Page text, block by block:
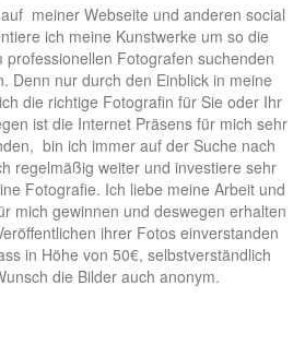
meiner Webseite und anderen social
ich meine Kunstwerke um so die
professionellen Fotografen suchenden
Denn nur durch den Einblick in meine
die richtige Fotografin für Sie oder Ihr
ist die Internet Präsens für mich sehr
bin ich immer auf der Suche nach
regelmäßig weiter und investiere sehr
Fotografie. Ich liebe meine Arbeit und
mich gewinnen und deswegen erhalten
ihrer Fotos einverstanden
in Höhe von 50€, selbstverständlich
die Bilder auch anonym.